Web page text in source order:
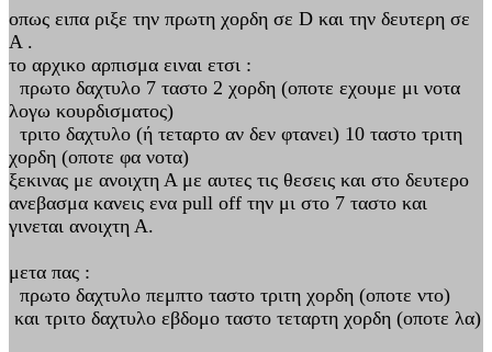
οπως ειπα ριξε την πρωτη χορδη σε D και την δευτερη σε
Α .
το αρχικο αρπισμα ειναι ετσι :
πρωτο δαχτυλο 7 ταστο 2 χορδη (οποτε εχουμε μι νοτα
λογω κουρδισματος)
τριτο δαχτυλο (ή τεταρτο αν δεν φτανει) 10 ταστο τριτη
χορδη (οποτε φα νοτα)
ξεκινας με ανοιχτη Α με αυτες τις θεσεις και στο δευτερο
ανεβασμα κανεις ενα pull off την μι στο 7 ταστο και
γινεται ανοιχτη Α.
μετα πας :
πρωτο δαχτυλο πεμπτο ταστο τριτη χορδη (οποτε ντο)
και τριτο δαχτυλο εβδομο ταστο τεταρτη χορδη (οποτε λα)